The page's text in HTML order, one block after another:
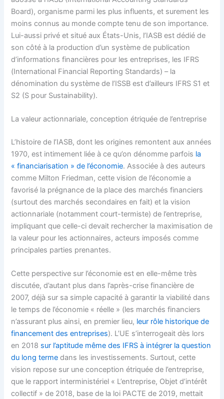
Board), organisme parmi les plus influents, et surement les
moins connus au monde compte tenu de son importance.
Lui-aussi privé et situé aux États-Unis, l’IASB est dédié de
son côté à la production d’un système de publication
d’informations financières pour les entreprises, les IFRS
(International Financial Reporting Standards) – la
dénomination du système de l’ISSB est d’ailleurs IFRS S1 et
S2 (S pour Sustainability).
La valeur actionnariale, conception étriquée de l’entreprise
L’histoire de l’IASB, dont les origines remontent aux années
1970, est intimement liée à ce qu’on dénomme parfois la
« financiarisation » de l’économie. Associée à des auteurs
comme Milton Friedman, cette vision de l’économie a
favorisé la prégnance de la place des marchés financiers
(surtout des marchés secondaires en fait) et la vision
actionnariale (notamment court-termiste) de l’entreprise,
impliquant que celle-ci devait rechercher la maximisation de
la valeur pour les actionnaires, acteurs imposés comme
principales parties prenantes.
Cette perspective sur l’économie est en elle-même très
discutée, d’autant plus dans l’après-crise financière de
2007, déjà sur sa simple capacité à garantir la viabilité dans
le temps de l’économie « réelle » (les marchés financiers
n’assurant plus ainsi, en premier lieu, leur rôle historique de
financement des entreprises). L’UE s’interrogeait dès lors
en 2018 sur l’aptitude même des IFRS à intégrer la question
du long terme dans les investissements. Surtout, cette
vision repose sur une conception étriquée de l’entreprise,
que le rapport interministériel « L’entreprise, Objet d’intérêt
collectif » de 2018, base de la loi PACTE de 2019, mettait